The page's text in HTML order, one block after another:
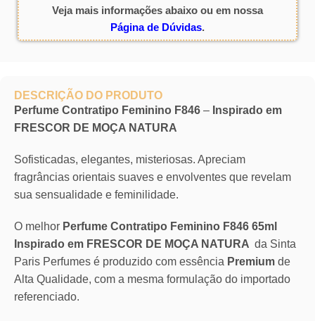
Veja mais informações abaixo ou em nossa
Página de Dúvidas.
DESCRIÇÃO DO PRODUTO
Perfume Contratipo Feminino F846 – Inspirado em
FRESCOR DE MOÇA NATURA
Sofisticadas, elegantes, misteriosas. Apreciam
fragrâncias orientais suaves e envolventes que revelam
sua sensualidade e feminilidade.
O melhor Perfume Contratipo Feminino F846 65ml
Inspirado em FRESCOR DE MOÇA NATURA da Sinta
Paris Perfumes é produzido com essência Premium de
Alta Qualidade, com a mesma formulação do importado
referenciado.